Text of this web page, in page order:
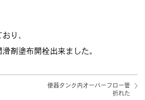
り、
剤塗布開栓出来ました。
便器タンク内オーバーフロー管
折れた